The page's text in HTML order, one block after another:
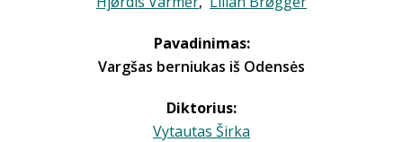
Pavadinimas:
Vargšas berniukas iš Odensės
Diktorius:
Vytautas Širka